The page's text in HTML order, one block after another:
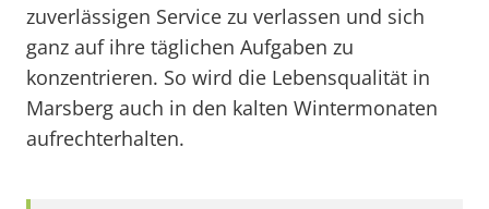
zuverlässigen Service zu verlassen und sich
ganz auf ihre täglichen Aufgaben zu
konzentrieren. So wird die Lebensqualität in
Marsberg auch in den kalten Wintermonaten
aufrechterhalten.